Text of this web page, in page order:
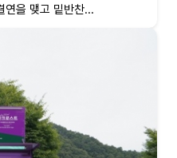
연을 맺고 밑반찬...